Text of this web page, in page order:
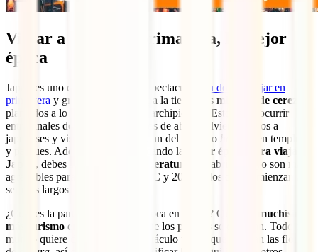
Viajar a Japón en primavera, la mejor
época
Japón es uno de los sitios más espectaculares
a donde viajar en
primavera y gran parte de la culpa la tienen los millones de cerezos
plantados a lo largo y ancho del archipiélago. Esto suele ocurrir
entre finales de marzo y mediados de abril, volviendo locos a
japoneses y visitantes que disfrutan del llamado hanami
en templos
y parques. Además, si estás buscando la
mejor época para viajar a
Japón , debes saber que las temperaturas
en abril y mayo son más
agradables para pasear (entre 10ºC y 20ºC) y los días comienzan a
ser más largos.
¿Cuál es la parte mala de esta época en Japón? Que hay
muchísimo
más turismo en todos lados y que los precios
se disparan. Todo el
mundo quiere disfrutar del espectáculo visual que nos dan las flores